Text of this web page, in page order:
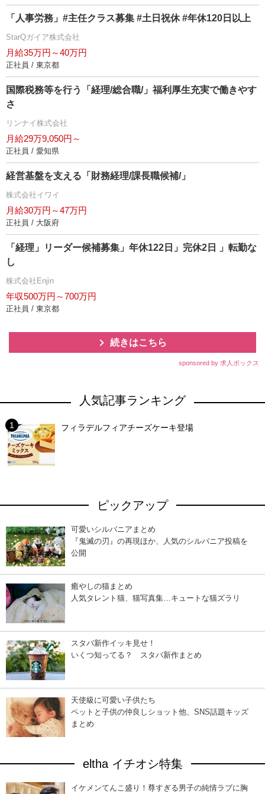
「人事労務」#主任クラス募集 #土日祝休 #年休120日以上
StarQガイア株式会社
月給35万円～40万円
正社員 / 東京都
国際税務等を行う「経理/総合職/」福利厚生充実で働きやす
さ
リンナイ株式会社
月給29万9,050円～
正社員 / 愛知県
経営基盤を支える「財務経理/課長職候補/」
株式会社イワイ
月給30万円～47万円
正社員 / 大阪府
「経理」リーダー候補募集」年休122日」完休2日 」転勤な
し
株式会社Enjin
年収500万円～700万円
正社員 / 東京都
続きはこちら
sponsored by 求人ボックス
人気記事ランキング
フィラデルフィアチーズケーキ登場
ピックアップ
可愛いシルバニアまとめ
『鬼滅の刃』の再現ほか、人気のシルバニア投稿を
公開
癒やしの猫まとめ
人気タレント猫、猫写真集…キュートな猫ズラリ
スタバ新作イッキ見せ！
いくつ知ってる？ スタバ新作まとめ
天使級に可愛い子供たち
ペットと子供の仲良しショット他、SNS話題キッズ
まとめ
eltha イチオシ特集
イケメンてんこ盛り！尊すぎる男子の純情ラブに胸